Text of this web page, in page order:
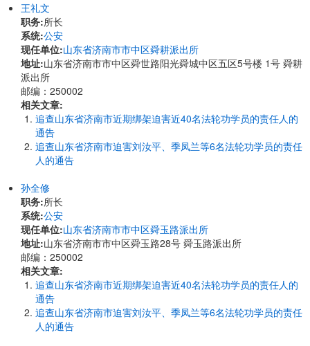
王礼文
职务:所长
系统:公安
现任单位:山东省济南市市中区舜耕派出所
地址:山东省济南市市中区舜世路阳光舜城中区五区5号楼 1号 舜耕
派出所
邮编：250002
相关文章:
追查山东省济南市近期绑架迫害近40名法轮功学员的责任人的
通告
追查山东省济南市迫害刘汝平、季凤兰等6名法轮功学员的责任
人的通告
孙全修
职务:所长
系统:公安
现任单位:山东省济南市市中区舜玉路派出所
地址:山东省济南市市中区舜玉路28号 舜玉路派出所
邮编：250002
相关文章:
追查山东省济南市近期绑架迫害近40名法轮功学员的责任人的
通告
追查山东省济南市迫害刘汝平、季凤兰等6名法轮功学员的责任
人的通告